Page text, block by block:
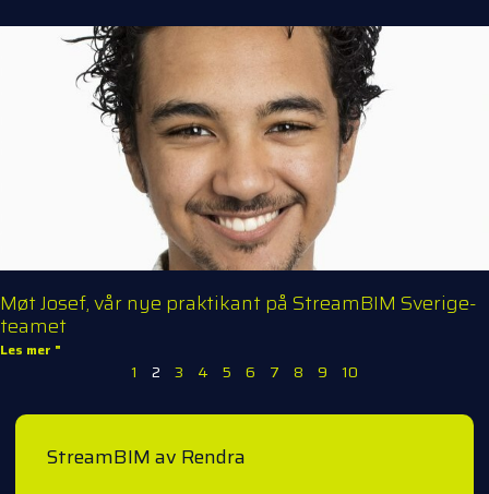
Møt Josef, vår nye praktikant på StreamBIM Sverige-
teamet
Les mer "
1 2 3 4 5 6 7 8 9 10
StreamBIM av Rendra